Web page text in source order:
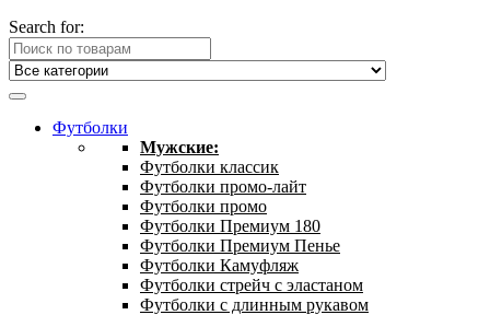
Search for:
Футболки
Мужские:
Футболки классик
Футболки промо-лайт
Футболки промо
Футболки Премиум 180
Футболки Премиум Пенье
Футболки Камуфляж
Футболки стрейч с эластаном
Футболки с длинным рукавом